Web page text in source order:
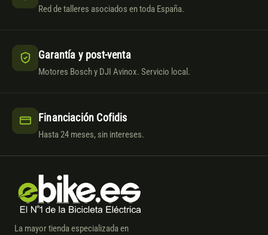
Red de talleres asociados en toda España.
Garantía y post-venta
Motores Bosch y DJI Avinox. Servicio local.
Financiación Cofidis
Hasta 24 meses, sin intereses.
La mayor tienda especializada en